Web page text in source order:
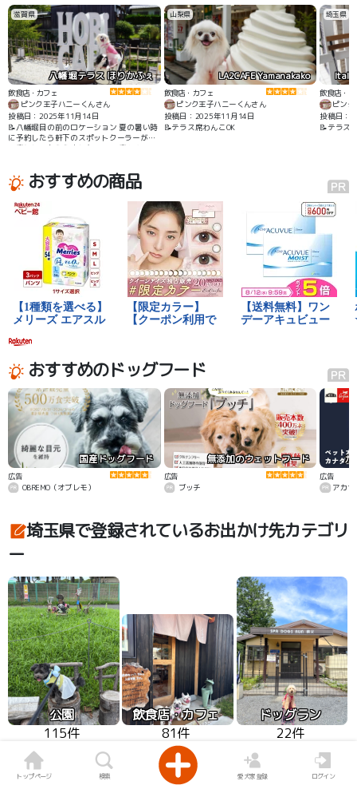
っぱい来てるのでうちの🐶もしっぽブンブ
ン喜んでました。
んパトロ
ル隊のキ
💩袋も頂
滋賀県
八幡堀テラス ほりかふぇ
飲食店・カフェ
ピンク王子ハニーくんさん
投稿日：2025年11月14日
📝八幡堀目の前のロケーション 夏の暑い時
に予約したら軒下のスポットクーラーがあ
る席にしてもらえました テラス席わんこOK
山梨県
LA2CAFE Yamanakako
飲食店・カフェ
ピンク王子ハニーくんさん
投稿日：2025年11月14日
📝テラス席わんこOK
埼玉県
飲食店・カ
ピン
投稿日：
📝テラス
おすすめの商品
おすすめのドッグフード
国産ドッグフード
広告
OBREMO（オブレモ）
無添加のウェットフード
広告
ブッチ
カ
広告
アカ
埼玉県で登録されているお出かけ先カテゴリ
ー
公園
115件
飲食店・カフェ
81件
ドッグラン
22件
トップページ 検索 愛犬家登録 ログイン